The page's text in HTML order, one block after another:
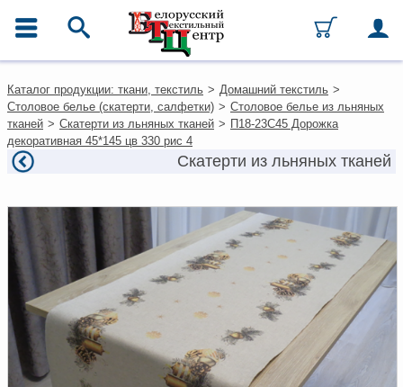
Каталог
Ткани
Домашний текстиль
Одежда
Ковры
гостиниц
Текстильная галантерея и
фурнитура
Условия работы
Оплата и доставка
Как оформить заказ
Вакансии
Как нас найти
Каталог продукции: ткани, текстиль > Домашний текстиль >
Столовое белье (скатерти, салфетки) > Столовое белье из льняных
тканей > Скатерти из льняных тканей > П18-23С45 Дорожка
декоративная 45*145 цв 330 рис 4
Скатерти из льняных тканей